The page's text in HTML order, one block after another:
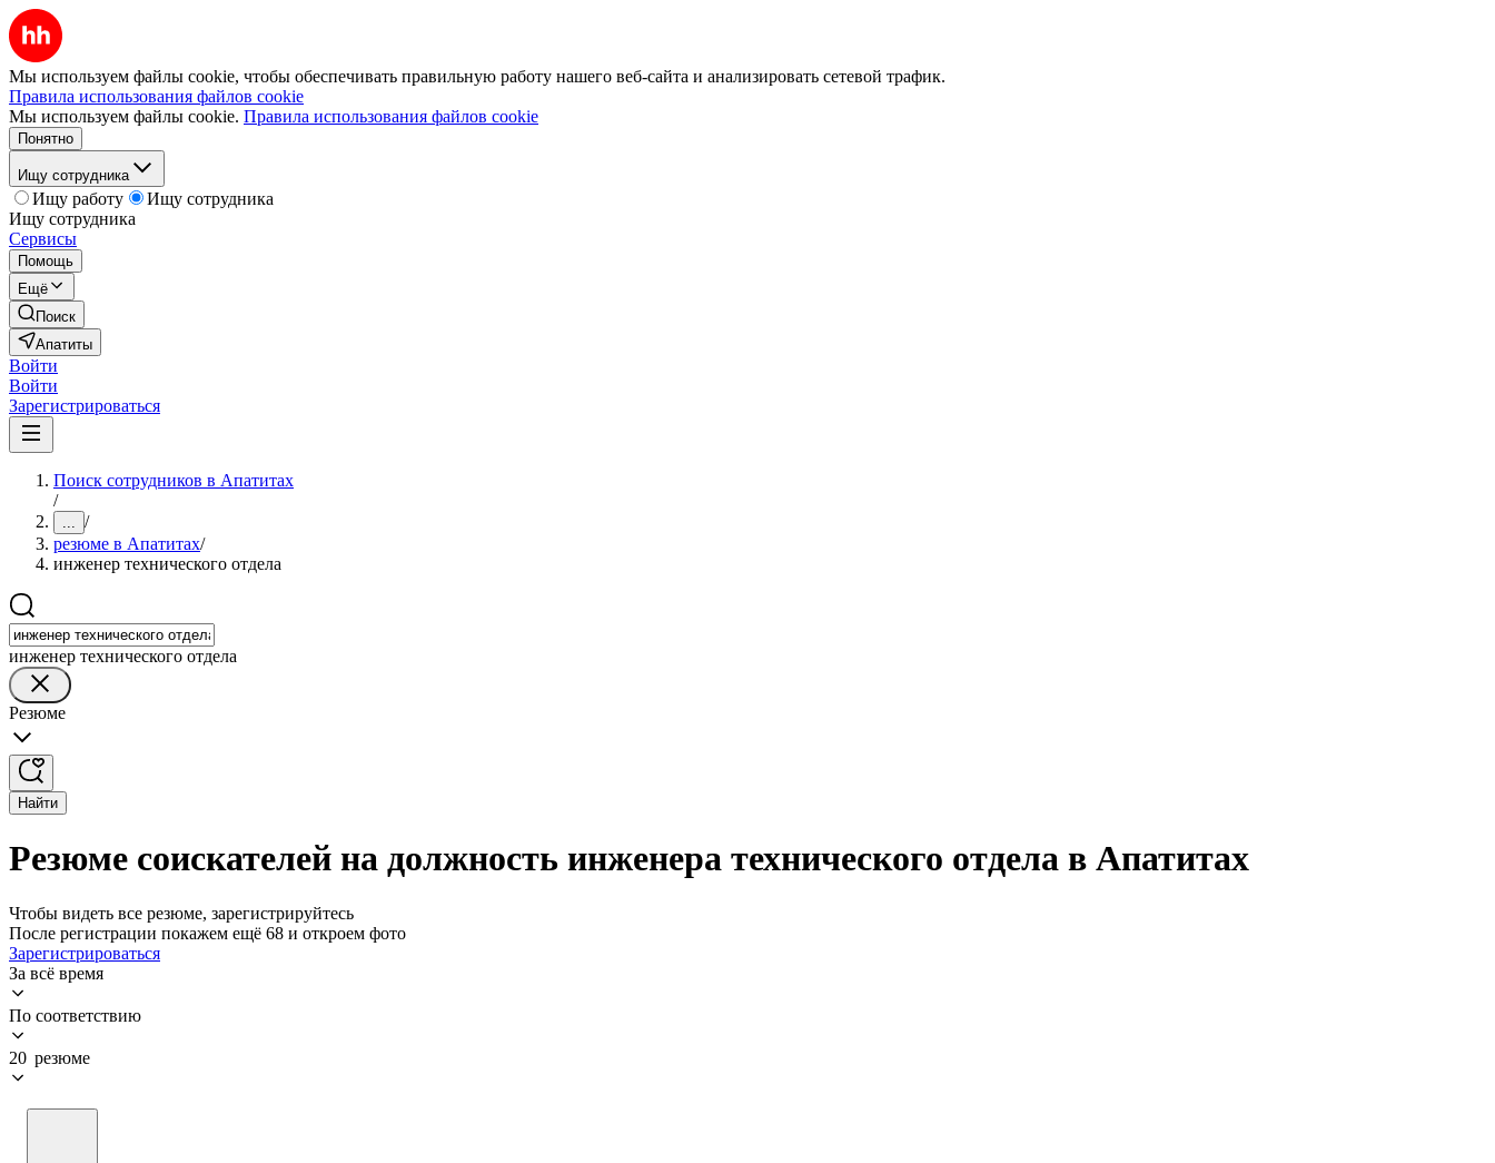
Мы используем файлы cookie, чтобы обеспечивать правильную работу нашего веб-сайта и анализировать сетевой трафик.
Правила использования файлов cookie
Мы используем файлы cookie. Правила использования файлов cookie
Понятно
Ищу сотрудника
Ищу работу
Ищу сотрудника
Ищу сотрудника
Сервисы
Помощь
Ещё
Поиск
Апатиты
Войти
Войти
Зарегистрироваться
Поиск сотрудников в Апатитах
/
... /
резюме в Апатитах/
инженер технического отдела
инженер технического отдела
Резюме
Найти
Резюме соискателей на должность инженера технического отдела в Апатитах
Чтобы видеть все резюме, зарегистрируйтесь
После регистрации покажем ещё 68 и откроем фото
Зарегистрироваться
За всё время
По соответствию
20 резюме